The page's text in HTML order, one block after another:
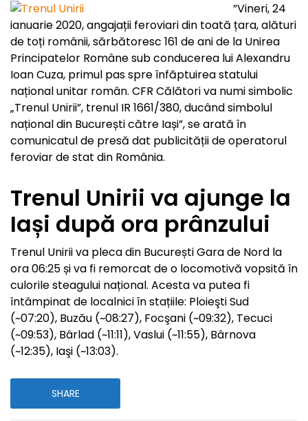
”Vineri, 24
ianuarie 2020, angajații feroviari din toată țara, alături
de toți românii, sărbătoresc 161 de ani de la Unirea
Principatelor Române sub conducerea lui Alexandru
Ioan Cuza, primul pas spre înfăptuirea statului
național unitar român. CFR Călători va numi simbolic
„Trenul Unirii”, trenul IR 1661/380, ducând simbolul
național din București către Iași”, se arată în
comunicatul de presă dat publicității de operatorul
feroviar de stat din România.
Trenul Unirii va ajunge la
Iași după ora prânzului
Trenul Unirii va pleca din București Gara de Nord la
ora 06:25 și va fi remorcat de o locomotivă vopsită în
culorile steagului național. Acesta va putea fi
întâmpinat de localnici în stațiile: Ploieşti Sud
(~07:20), Buzău (~08:27), Focşani (~09:32), Tecuci
(~09:53), Bârlad (~11:11), Vaslui (~11:55), Bârnova
(~12:35), Iaşi (~13:03).
SHARE